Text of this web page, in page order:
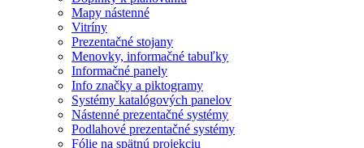
Mapy nástenné
Vitríny
Prezentačné stojany
Menovky, informačné tabuľky
Informačné panely
Info značky a piktogramy
Systémy katalógových panelov
Nástenné prezentačné systémy
Podlahové prezentačné systémy
Fólie na spätnú projekciu